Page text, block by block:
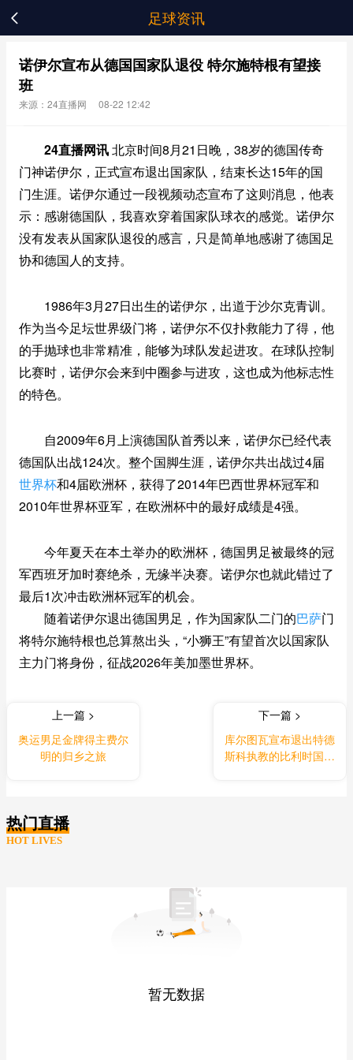
 足球资讯
诺伊尔宣布从德国国家队退役 特尔施特根有望接
班
来源：24直播网 08-22 12:42
24直播网讯北京时间8月21日晚，38岁的德国传奇
门神诺伊尔，正式宣布退出国家队，结束长达15年的国
门生涯。诺伊尔通过一段视频动态宣布了这则消息，他表
示：感谢德国队，我喜欢穿着国家队球衣的感觉。诺伊尔
没有发表从国家队退役的感言，只是简单地感谢了德国足
协和德国人的支持。
1986年3月27日出生的诺伊尔，出道于沙尔克青训。
作为当今足坛世界级门将，诺伊尔不仅扑救能力了得，他
的手抛球也非常精准，能够为球队发起进攻。在球队控制
比赛时，诺伊尔会来到中圈参与进攻，这也成为他标志性
的特色。
自2009年6月上演德国队首秀以来，诺伊尔已经代表
德国队出战124次。整个国脚生涯，诺伊尔共出战过4届
世界杯和4届欧洲杯，获得了2014年巴西世界杯冠军和
2010年世界杯亚军，在欧洲杯中的最好成绩是4强。
今年夏天在本土举办的欧洲杯，德国男足被最终的冠
军西班牙加时赛绝杀，无缘半决赛。诺伊尔也就此错过了
最后1次冲击欧洲杯冠军的机会。
随着诺伊尔退出德国男足，作为国家队二门的巴萨门
将特尔施特根也总算熬出头，“小狮王”有望首次以国家队
主力门将身份，征战2026年美加墨世界杯。
上一篇 >
奥运男足金牌得主费尔
明的归乡之旅
下一篇 >
库尔图瓦宣布退出特德
斯科执教的比利时国家
热门直播
HOT LIVES
暂无数据